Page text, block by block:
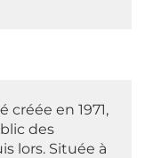
créée en 1971,
des
lors. Située à